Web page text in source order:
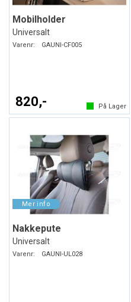
Mobilholder
Universalt
Varenr: GAUNI-CF005
820,- På Lager
Nakkepute
Universalt
Varenr: GAUNI-UL028